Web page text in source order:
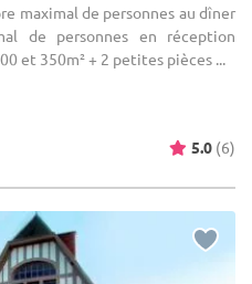
maximal de personnes au dîner
de personnes en réception
et 350m² + 2 petites pièces ...
5.0 (6)